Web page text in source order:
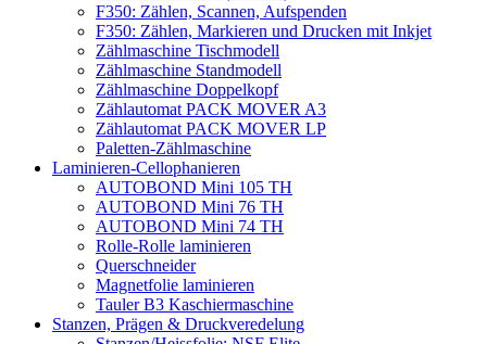
F350: Zählen, Scannen, Aufspenden
F350: Zählen, Markieren und Drucken mit Inkjet
Zählmaschine Tischmodell
Zählmaschine Standmodell
Zählmaschine Doppelkopf
Zählautomat PACK MOVER A3
Zählautomat PACK MOVER LP
Paletten-Zählmaschine
Laminieren-Cellophanieren
AUTOBOND Mini 105 TH
AUTOBOND Mini 76 TH
AUTOBOND Mini 74 TH
Rolle-Rolle laminieren
Querschneider
Magnetfolie laminieren
Tauler B3 Kaschiermaschine
Stanzen, Prägen & Druckveredelung